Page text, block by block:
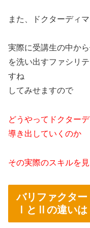
また、ドクターディ
実際に受講生の中か
を洗い出すファシリ
すね
してみせますので
どうやってドクター
導き出していくのか
その実際のスキルを
バリファクタ
ⅠとⅡの違いは